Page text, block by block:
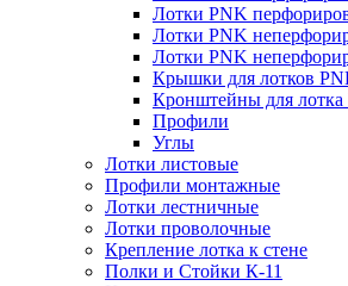
Лотки PNK
Лотки PNK
Лотки PNK
Крышки для лотков
Кронштейны для лотка
Профили
Углы
Лотки листовые
Профили монтажные
Лотки лестничные
Лотки проволочные
Крепление лотка к стене
Полки и Стойки К-11